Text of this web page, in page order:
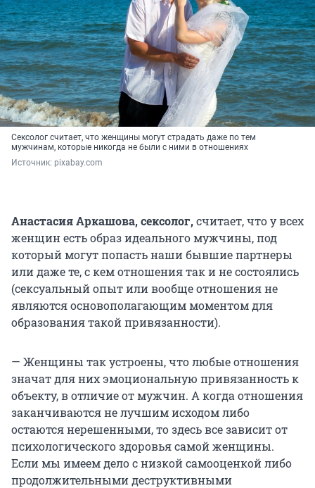
Сексолог считает, что женщины могут страдать даже по тем
мужчинам, которые никогда не были с ними в отношениях
Источник: pixabay.com
Анастасия Аркашова, сексолог,считает, что у всех
женщин есть образ идеального мужчины, под
который могут попасть наши бывшие партнеры
или даже те, с кем отношения так и не состоялись
(сексуальный опыт или вообще отношения не
являются основополагающим моментом для
образования такой привязанности).
— Женщины так устроены, что любые отношения
значат для них эмоциональную привязанность к
объекту, в отличие от мужчин. А когда отношения
заканчиваются не лучшим исходом либо
остаются нерешенными, то здесь все зависит от
психологического здоровья самой женщины.
Если мы имеем дело с низкой самооценкой либо
продолжительными деструктивными